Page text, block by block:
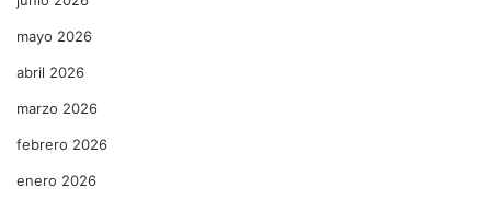
mayo 2026
abril 2026
marzo 2026
febrero 2026
enero 2026